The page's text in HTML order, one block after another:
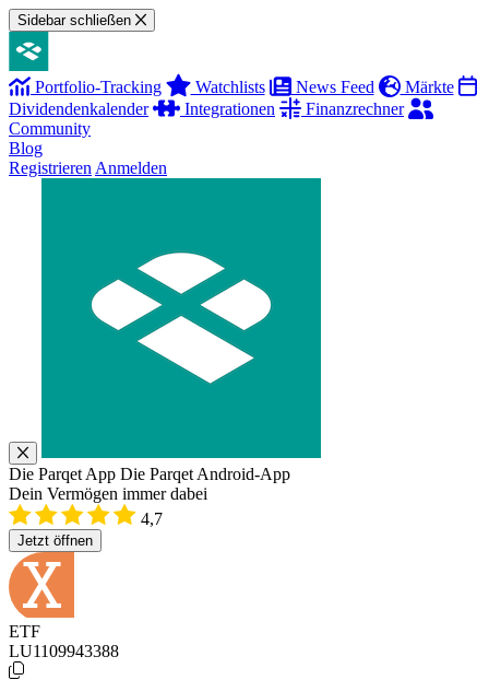
Sidebar schließen
Portfolio-Tracking Watchlists News Feed
Märkte
Dividendenkalender
Integrationen
Finanzrechner
Community
Blog
Registrieren Anmelden
Die Parqet App Die Parqet Android-App
Dein Vermögen immer dabei
4,7
Jetzt öffnen
ETF
LU1109943388